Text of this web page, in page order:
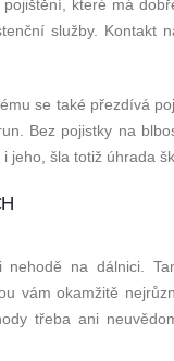
které má
služby. Kontakt
se také přezdívá
Bez pojistky na
šla totiž úhrada
na dálnici.
vám okamžitě
třeba ani